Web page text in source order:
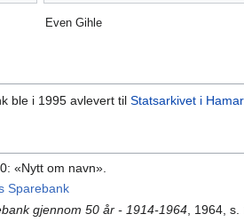
Even Gihle
ble i 1995 avlevert til Statsarkivet i Hamar.
«Nytt om navn».
Sparebank
gjennom 50 år - 1914-1964 , 1964,